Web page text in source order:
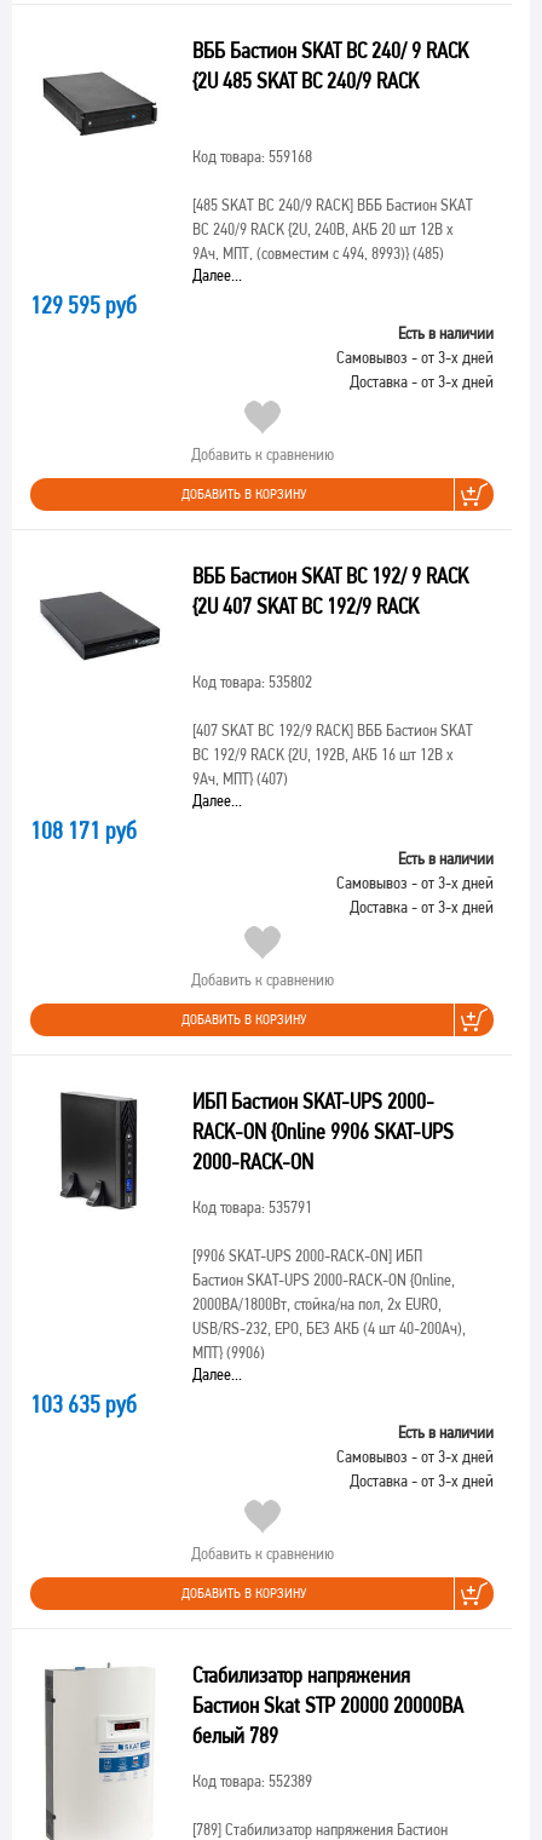
ВББ Бастион SKAT BC 240/ 9 RACK
{2U 485 SKAT BС 240/9 RACK
Код товара: 559168
[485 SKAT BС 240/9 RACK]ВББ Бастион SKAT
BC 240/9 RACK {2U, 240В, АКБ 20 шт 12В х
9Ач, МПТ, (совместим с 494, 8993)} (485)
Далее...
129 595 руб
Есть в наличии
Самовывоз - от 3-х дней
Доставка - от 3-х дней
Добавить к сравнению
ДОБАВИТЬ В КОРЗИНУ
ВББ Бастион SKAT BC 192/ 9 RACK
{2U 407 SKAT BC 192/9 RACK
Код товара: 535802
[407 SKAT BC 192/9 RACK]ВББ Бастион SKAT
BC 192/9 RACK {2U, 192В, АКБ 16 шт 12В х
9Ач, МПТ} (407)
Далее...
108 171 руб
Есть в наличии
Самовывоз - от 3-х дней
Доставка - от 3-х дней
Добавить к сравнению
ДОБАВИТЬ В КОРЗИНУ
ИБП Бастион SKAT-UPS 2000-
RACK-ON {Online 9906 SKAT-UPS
2000-RACK-ON
Код товара: 535791
[9906 SKAT-UPS 2000-RACK-ON]ИБП
Бастион SKAT-UPS 2000-RACK-ON {Online,
2000ВА/1800Вт, стойка/на пол, 2x EURO,
USB/RS-232, EPO, БЕЗ АКБ (4 шт 40-200Ач),
МПТ} (9906)
Далее...
103 635 руб
Есть в наличии
Самовывоз - от 3-х дней
Доставка - от 3-х дней
Добавить к сравнению
ДОБАВИТЬ В КОРЗИНУ
Стабилизатор напряжения
Бастион Skat STP 20000 20000ВА
белый 789
Код товара: 552389
[789]Стабилизатор напряжения Бастион